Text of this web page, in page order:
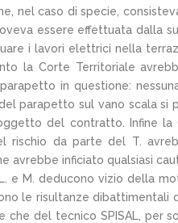
nel caso di specie,
essere effettuata dalla
i lavori elettrici nella
la Corte Territoriale
in questione:
parapetto sul vano scala
del contratto. Infine
rischio da parte del T.
avrebbe inficiato qualsiasi
e M. deducono vizio della
le risultanze dibattimentali
che del tecnico SPISAL, per